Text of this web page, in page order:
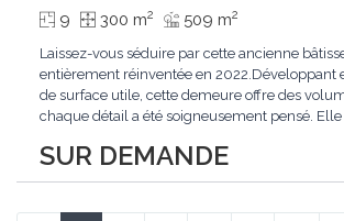
SUR DEMANDE
9 300 m2 509 m2
Laissez-vous séduire par cette ancienne
entièrement réinventée en 2022.Développant
de surface utile, cette demeure offre des
chaque détail a été soigneusement pensé.
contemporaines. Sa distribution harmonieuse
été conçue pour répondre...